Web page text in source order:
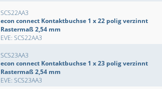
SCS22AA3
econ connect Kontaktbuchse 1 x 22 polig verzinnt
Rastermaß 2,54 mm
EVE: SCS22AA3
SCS23AA3
econ connect Kontaktbuchse 1 x 23 polig verzinnt
Rastermaß 2,54 mm
EVE: SCS23AA3